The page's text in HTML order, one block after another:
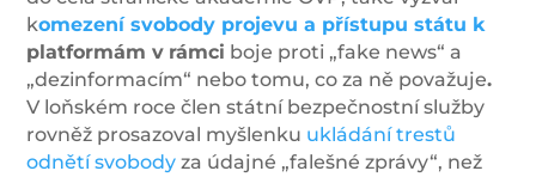
komezení svobody projevu a přístupu státu k
platformám v rámci boje proti „fake news“ a
„dezinformacím“ nebo tomu, co za ně považuje.
V loňském roce člen státní bezpečnostní služby
rovněž prosazoval myšlenku ukládání trestů
odnětí svobody za údajné „falešné zprávy“, než